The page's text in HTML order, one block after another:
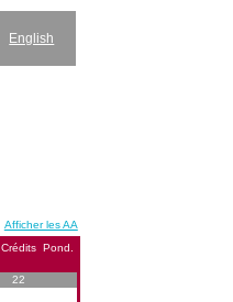
English
Afficher les AA
Crédits Pond.
22